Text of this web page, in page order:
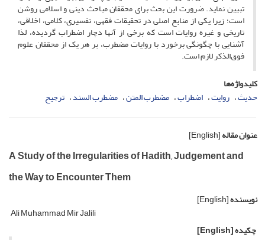
تبیین نماید. ضرورت این بحث برای محققان مباحث دینی و اسلامی روشن
است؛ زیرا یکی از منابع اصلی در تحقیقات فقهی، تفسیری، کلامی، اخلاقی،
تاریخی و غیره روایات است که برخی از آنها دچار اضطراب گردیده، لذا
آشنایی با چگونگی برخورد با روایات مضطرب، بر هر یک از محققان علوم
فوق‌الذکر لازم است.
کلیدواژه‌ها
حدیث روایت اضطراب مضطرب المتن مضطرب السند ترجیح
عنوان مقاله[English]
A Study of the Irregularities of Hadith, Judgement and
the Way to Encounter Them
نویسنده[English]
Ali Muhammad Mir Jalili
چکیده[English]